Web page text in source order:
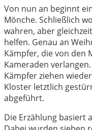
Von nun an beginnt
Mönche. Schließlich
wahren, aber
helfen. Genau an
Kämpfer, die von den
Kameraden
Kämpfer ziehen
Kloster letztlich
abgeführt.
Die Erzählung basiert